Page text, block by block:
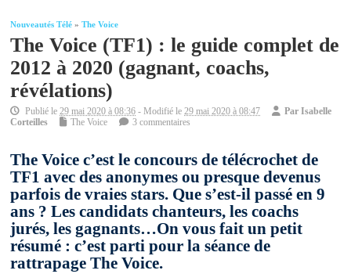
Nouveautés Télé »The Voice
The Voice (TF1) : le guide complet de
2012 à 2020 (gagnant, coachs,
révélations)
Publié le29 mai 2020 à 08:36 - Modifié le29 mai 2020 à 08:47 ParIsabelle
Corteilles
The Voice 3 commentaires
The Voice c’est le concours de télécrochet de
TF1 avec des anonymes ou presque devenus
parfois de vraies stars. Que s’est-il passé en 9
ans ? Les candidats chanteurs, les coachs
jurés, les gagnants…On vous fait un petit
résumé : c’est parti pour la séance de
rattrapage The Voice.